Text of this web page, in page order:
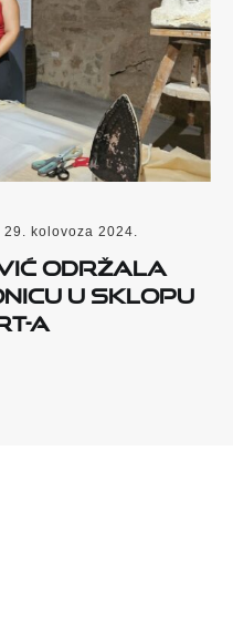
29. kolovoza 2024.
održala
u sklopu
a